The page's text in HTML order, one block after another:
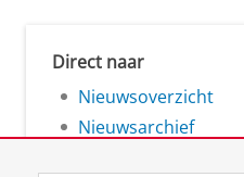
Direct naar
Nieuwsoverzicht
Nieuwsarchief